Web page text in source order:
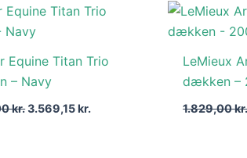
Equine Titan Trio
– Navy
kr.
Den
oprindelige
pris
4.199,00 kr..
3.569,15kr.
Den
aktuelle
3.569,15 kr..
LeMieux
dækken –
1.829,00